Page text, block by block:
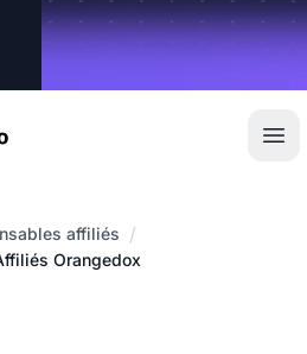
affiliés /
Orangedox